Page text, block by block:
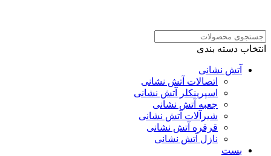
انتخاب دسته بندی
آتش نشانی
اتصالات آتش نشانی
اسپرینکلر آتش نشانی
جعبه آتش نشانی
شیرآلات آتش نشانی
قرقره آتش نشانی
نازل آتش نشانی
بست